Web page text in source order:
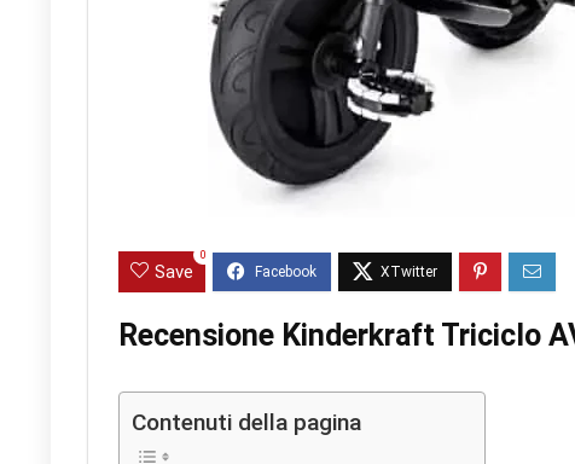
Save
0
Recensione Kinderkraft Triciclo
Contenuti della pagina